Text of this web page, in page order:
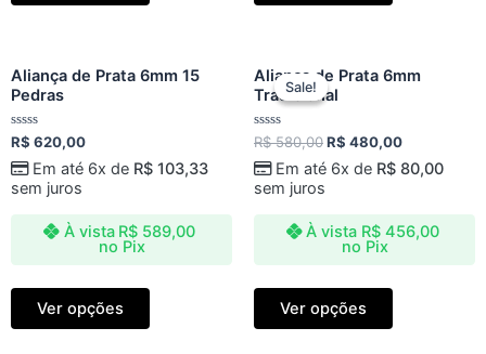
Aliança de Prata 6mm 15
Pedras
Avaliação
0
de
5
R$ 620,00
À vista R$ 589,00
no Pix
Em até 6x de R$103,33
sem juros
Ver opções
Sale!
Sale!
Aliança de Prata 6mm
Tradicional
Avaliação
0
de
5
R$580,00
price
was:
R$ 480,00
price
À vista R$456,00
no Pix
Em até 6x de R$80,00
sem juros
Ver opções